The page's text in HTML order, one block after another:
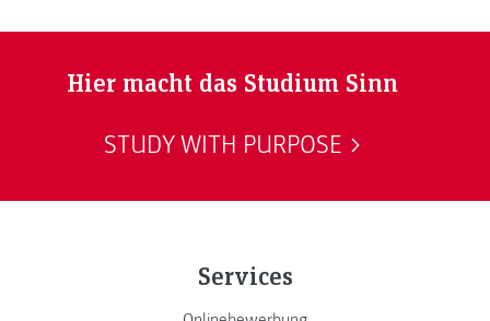
Hier macht das Studium Sinn
STUDY WITH PURPOSE
Services